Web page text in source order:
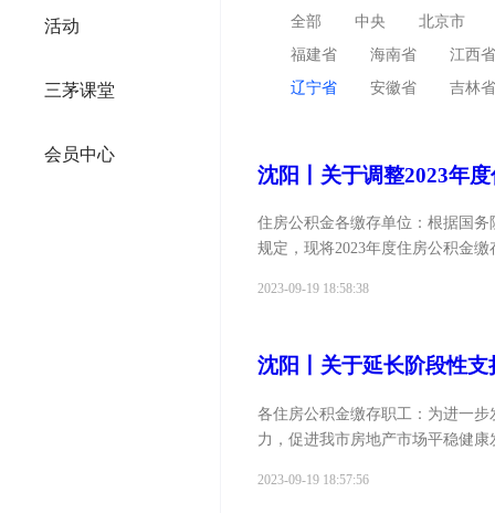
活动
三茅课堂
会员中心
全部 中央
北京市
福建省
海南省
江西省
辽宁省
安徽省 吉林省
沈阳丨关于调整2023年
住房公积金各缴存单位：根据国务
规定，现将2023年度住房公积金
2023-09-19 18:58:38
沈阳丨关于延长阶段性
各住房公积金缴存职工：为进一
力，促进我市房地产市场平稳健
2023-09-19 18:57:56